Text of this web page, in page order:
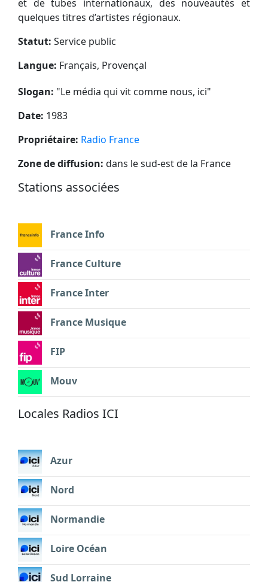
et de tubes internationaux, des nouveautés et
quelques titres d’artistes régionaux.
Statut: Service public
Langue: Français, Provençal
Slogan: "Le média qui vit comme nous, ici"
Date: 1983
Propriétaire: Radio France
Zone de diffusion: dans le sud-est de la France
Stations associées
France Info
France Culture
France Inter
France Musique
FIP
Mouv
Locales Radios ICI
Azur
Nord
Normandie
Loire Océan
Sud Lorraine